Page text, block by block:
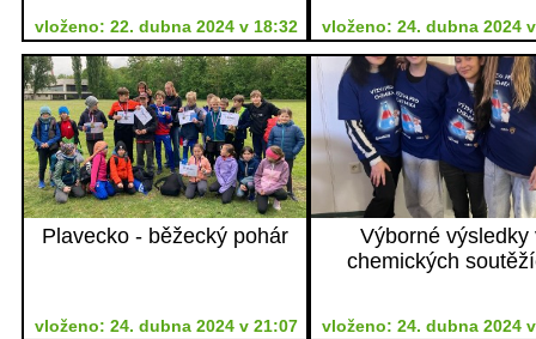
vloženo: 22. dubna 2024 v 18:32 vloženo: 24. dubna 2024
Plavecko - běžecký pohár
vloženo: 24. dubna 2024 v 21:07
Výborné výsledky
chemických
vloženo: 24. dubna 2024